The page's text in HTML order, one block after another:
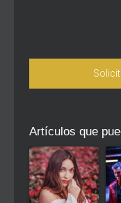
Artículos que